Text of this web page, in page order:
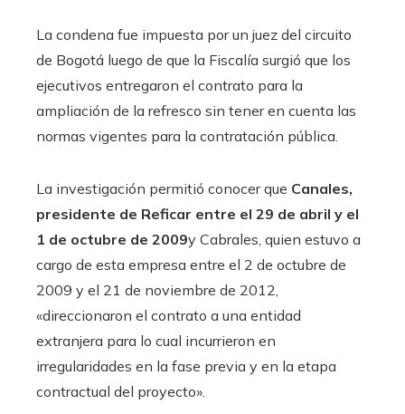
La condena fue impuesta por un juez del circuito
de Bogotá luego de que la Fiscalía surgió que los
ejecutivos entregaron el contrato para la
ampliación de la refresco sin tener en cuenta las
normas vigentes para la contratación pública.
La investigación permitió conocer que Canales,
presidente de Reficar entre el 29 de abril y el
1 de octubre de 2009y Cabrales, quien estuvo a
cargo de esta empresa entre el 2 de octubre de
2009 y el 21 de noviembre de 2012,
«direccionaron el contrato a una entidad
extranjera para lo cual incurrieron en
irregularidades en la fase previa y en la etapa
contractual del proyecto».